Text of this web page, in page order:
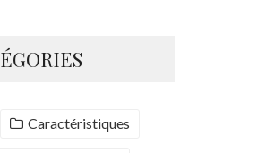
Caractéristiques